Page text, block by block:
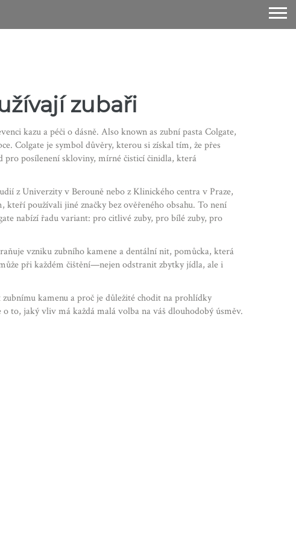
zubaři
kazu a péči o dásně. Also known as zubní pasta Colgate,
Colgate je symbol důvěry, kterou si získal tím, že přes
posílenení skloviny, mírné čisticí činidla, která
z Univerzity v Berouně nebo z Klinického centra v Praze,
používali jiné značky bez ověřeného obsahu. To není
nabízí řadu variant: pro citlivé zuby, pro bílé zuby, pro
vzniku zubního kameneadentální nit, pomůcka, která
při každém čištění—nejen odstranit zbytky jídla, ale i
kamenu a proč je důležité chodit na prohlídky
to, jaký vliv má každá malá volba na váš dlouhodobý úsměv.